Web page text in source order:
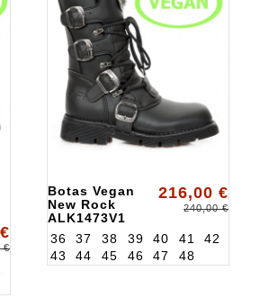
€
Botas Vegan
New Rock
ALK1473V1
216,00 €
240,00 €
36 37 38 39 40 41
42
43
44 45 46 47 48